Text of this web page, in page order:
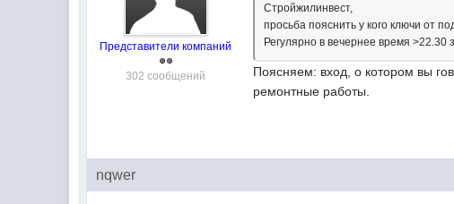
Представители компаний
302 сообщений
Стройжилинвест,
просьба пояснить у кого ключи от
Регулярно в вечернее время
Поясняем: вход, о котором вы
ремонтные работы.
nqwer